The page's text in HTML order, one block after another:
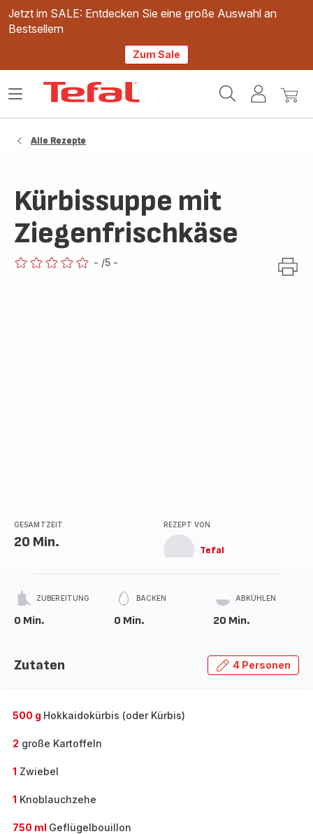
Jetzt im SALE: Entdecken Sie eine große Auswahl an
Bestsellern
Zum Sale
Mein
Mein
Das
Alle Rezepte
Kürbissuppe mit
Ziegenfrischkäse
- /5 -
GESAMTZEIT
20 Min.
REZEPT VON
Tefal
ZUBEREITUNG
0 Min.
BACKEN
0 Min.
ABKÜHLEN
20 Min.
Zutaten 4 Personen
500 g Hokkaidokürbis (oder Kürbis)
2 große Kartoffeln
1 Zwiebel
1 Knoblauchzehe
750 ml Geflügelbouillon